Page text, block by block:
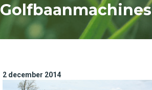
2 december 2014